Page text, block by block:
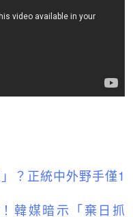
？正統中外野手僅1
韓媒暗示「棄日抓